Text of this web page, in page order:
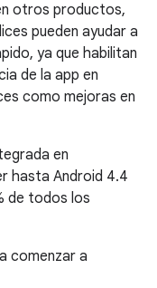
otros productos,
pueden ayudar a
ya que habilitan
de la app en
como mejoras en
en
hasta Android 4.4
de todos los
comenzar a